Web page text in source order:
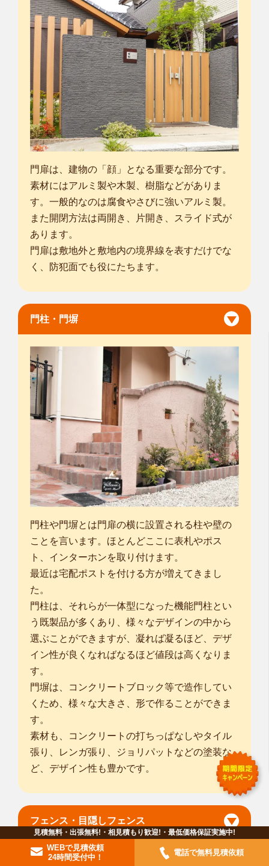
門扉は、建物の「顔」となる重要な部分です。
素材にはアルミ製や木製、樹脂などがありま
す。一般的なのは腐食やさびに強いアルミ製。
また開閉方法は両開き、片開き、スライド式が
あります。
門扉は敷地外と敷地内の境界線を表すだけでな
く、防犯面でも役にたちます。
門柱・門塀
門柱や門塀とは門扉の横に設置される柱や壁の
ことを言います。ほとんどここに表札やポス
ト、インターホンを取り付けます。
最近は宅配ポストを付ける方が増えてきまし
た。
門柱は、それらが一体型になった機能門柱とい
う既製品が多くあり、様々なデザインの中から
選ぶことができますが、凝れば凝るほど、デザ
イン性が良くなればなるほど値段は高くなりま
す。
門塀は、コンクリートブロック等で造作してい
くため、様々な大きさ、形で作ることができま
す。
素材も、コンクリートの打ちっぱなしやタイル
張り、レンガ張り、ジョリパットなどの塗装な
ど、デザイン性も豊かです。
フェンス・目隠しフェンス
見積無料・出張無料!・相見積もり歓迎!・最低価格保証実施中!
WEBで見積依頼
24時間受付中！
電話で無料見積依頼